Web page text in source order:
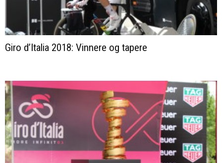
Giro d’Italia 2018: Vinnere og tapere